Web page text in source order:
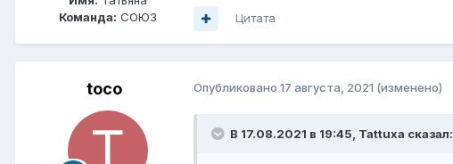
Команда: СОЮЗ Цитата
toco Опубликовано 17 августа, 2021 (изменено)
В 17.08.2021 в 19:45, Tattuxa сказал: